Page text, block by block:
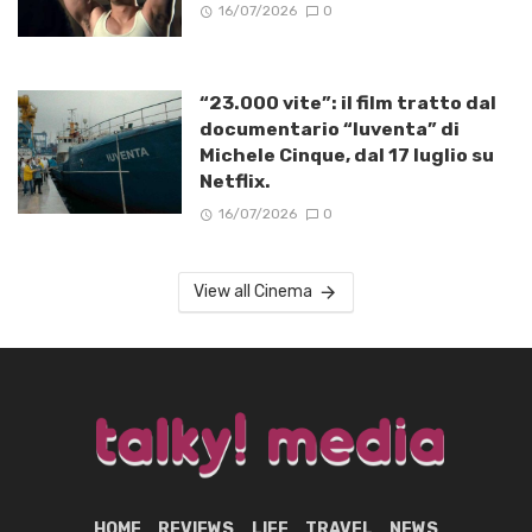
16/07/2026 0
“23.000 vite”: il film tratto dal
documentario “Iuventa” di
Michele Cinque, dal 17 luglio su
Netflix.
16/07/2026 0
View all Cinema